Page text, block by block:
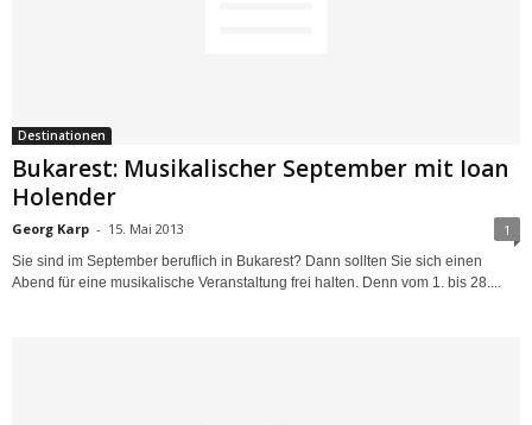
Destinationen
Bukarest: Musikalischer September mit Ioan
Holender
Georg Karp - 15. Mai 2013 1
Sie sind im September beruflich in Bukarest? Dann sollten Sie sich einen
Abend für eine musikalische Veranstaltung frei halten. Denn vom 1. bis 28....